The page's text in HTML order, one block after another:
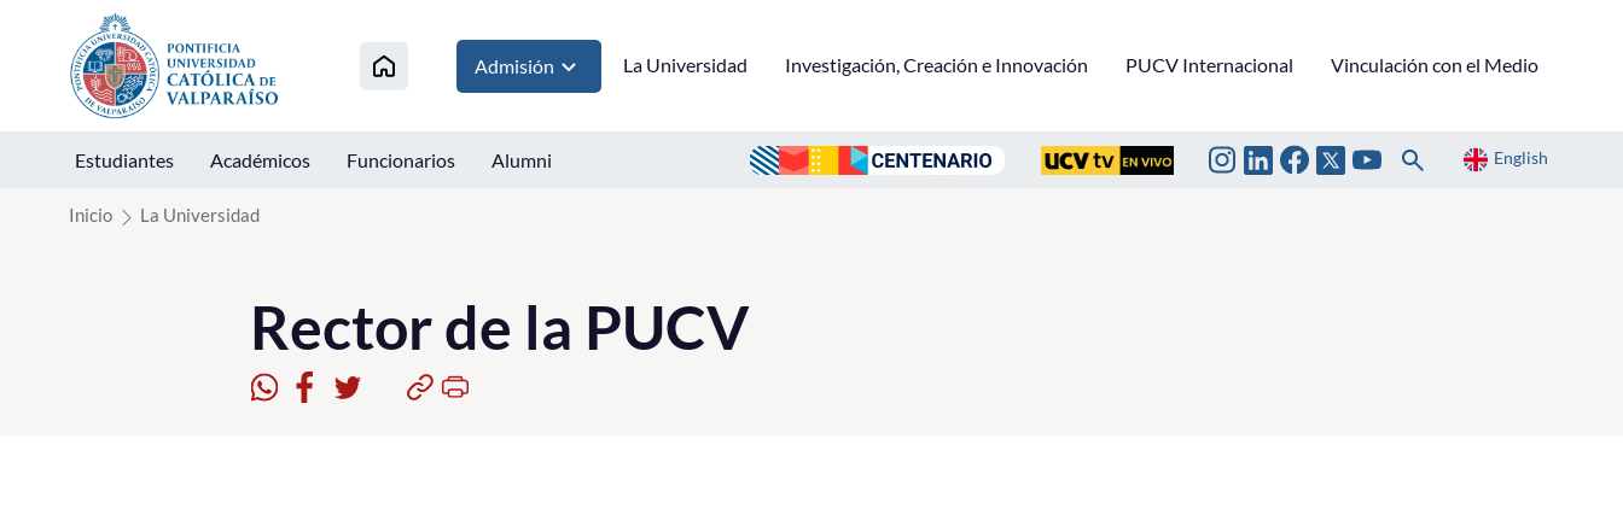
Click acá para ir directamente al contenido
Admisión La Universidad Investigación, Creación e Innovación PUCV Internacional Vinculación con el Medio
Estudiantes Académicos Funcionarios Alumni English
Inicio La Universidad
Rector de la PUCV